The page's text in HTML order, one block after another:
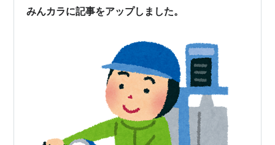
みんカラに記事をアップしました。